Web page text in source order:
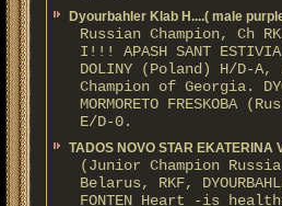
Dyourbahler Klab H....( male
Russian Champion, Ch
I!!! APASH SANT ESTIVIA
DOLINY (Poland) H/D-
Champion of Georgia.
MORMORETO FRESKOBA
E/D-0.
TADOS NOVO STAR EKATERINA
(Junior Champion
Belarus, RKF,
FONTEN Heart -is